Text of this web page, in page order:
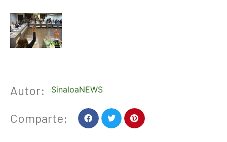
Autor: SinaloaNEWS
Comparte: